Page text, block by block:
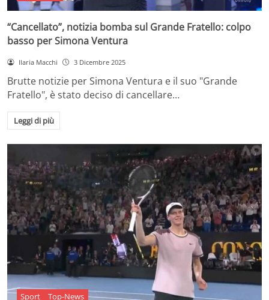
“Cancellato”, notizia bomba sul Grande Fratello: colpo
basso per Simona Ventura
Ilaria Macchi 3 Dicembre 2025
Brutte notizie per Simona Ventura e il suo "Grande
Fratello", è stato deciso di cancellare…
Leggi di più
Sport Top-News